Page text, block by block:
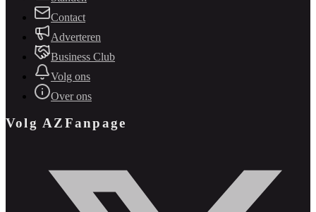
Contact
Adverteren
Business Club
Volg ons
Over ons
Volg AZFanpage